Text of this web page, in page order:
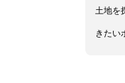
土地を
きたい